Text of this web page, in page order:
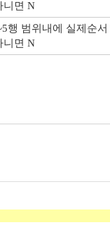
니면 N
행 범위내에 실제순
니면 N